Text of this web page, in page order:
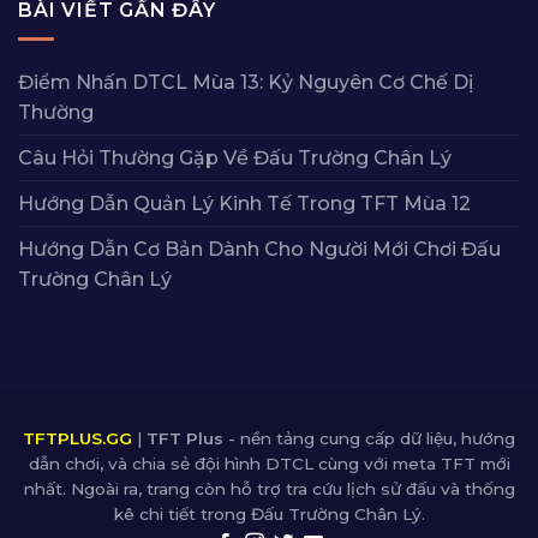
BÀI VIẾT GẦN ĐÂY
Điểm Nhấn DTCL Mùa 13: Kỷ Nguyên Cơ Chế Dị
Thường
Câu Hỏi Thường Gặp Về Đấu Trường Chân Lý
Hướng Dẫn Quản Lý Kinh Tế Trong TFT Mùa 12
Hướng Dẫn Cơ Bản Dành Cho Người Mới Chơi Đấu
Trường Chân Lý
TFTPLUS.GG | TFT Plus - nền tảng cung cấp dữ liệu, hướng
dẫn chơi, và chia sẻ đội hình DTCL cùng với meta TFT mới
nhất. Ngoài ra, trang còn hỗ trợ tra cứu lịch sử đấu và thống
kê chi tiết trong Đấu Trường Chân Lý.